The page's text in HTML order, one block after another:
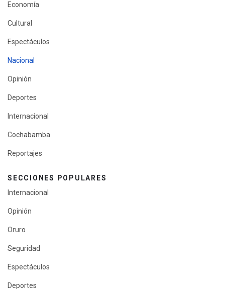
Economía
Cultural
Espectáculos
Nacional
Opinión
Deportes
Internacional
Cochabamba
Reportajes
SECCIONES POPULARES
Internacional
Opinión
Oruro
Seguridad
Espectáculos
Deportes